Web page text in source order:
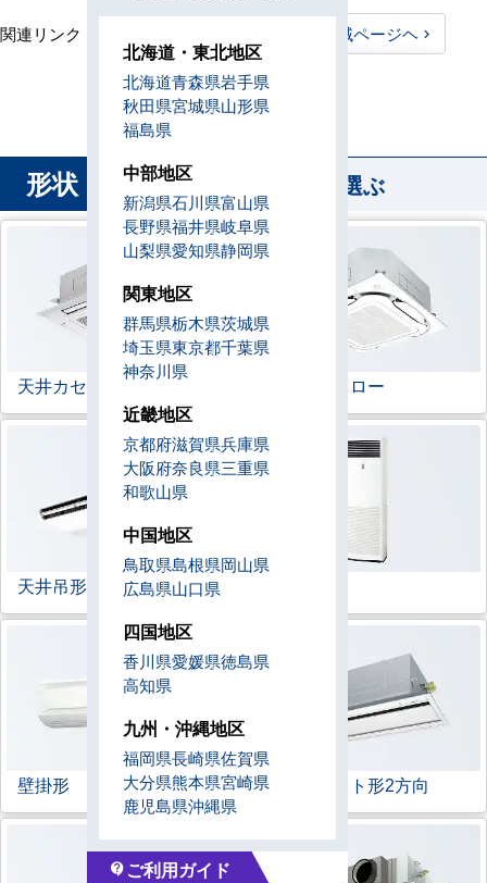
関連リンク：
岐阜県全域ページヘ
岐阜県直工店所在地
形状 から業務用エアコンを選ぶ
天井カセット形4方向 ラウンドフロー
天井吊形
壁掛形 天井カセット形2方向
北海道・東北地区
北海道青森県岩手県
秋田県宮城県山形県
福島県
中部地区
新潟県石川県富山県
長野県福井県岐阜県
山梨県愛知県静岡県
関東地区
群馬県栃木県茨城県
埼玉県東京都千葉県
神奈川県
近畿地区
京都府滋賀県兵庫県
大阪府奈良県三重県
和歌山県
中国地区
鳥取県島根県岡山県
広島県山口県
四国地区
香川県愛媛県徳島県
高知県
九州・沖縄地区
福岡県長崎県佐賀県
大分県熊本県宮崎県
鹿児島県沖縄県
contact_support ご利用ガイド